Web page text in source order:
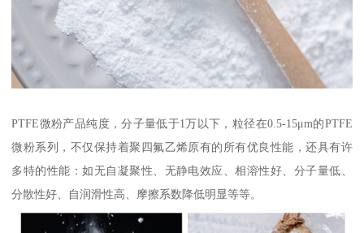
PTFE微粉产品纯度，分子量低于1万以下，粒径在0.5-15μm的PTFE
微粉系列，不仅保持着聚四氟乙烯原有的所有优良性能，还具有许
多特的性能：如无自凝聚性、无静电效应、相溶性好、分子量低、
分散性好、自润滑性高、摩擦系数降低明显等等。